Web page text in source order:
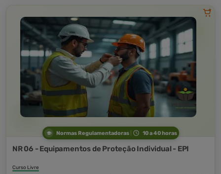
Normas Regulamentadoras 10 a 40 horas
NR 06 - Equipamentos de Proteção Individual - EPI
Curso Livre